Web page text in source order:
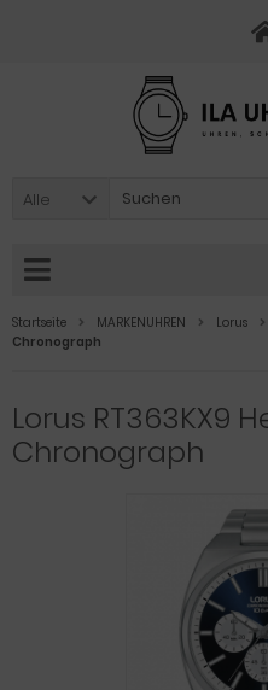
Alle
Startseite MARKENUHREN Lorus
Chronograph
Lorus RT363KX9
Chronograph